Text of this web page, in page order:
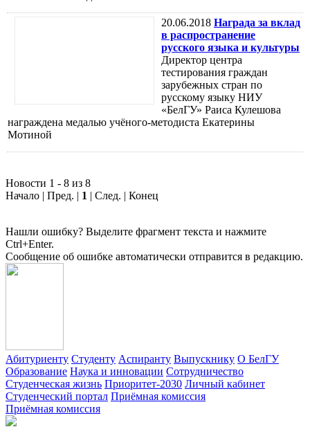
20.06.2018 Награда за вклад
в распространение
русского языка и культуры
Директор центра
тестирования граждан
зарубежных стран по
русскому языку НИУ
«БелГУ» Раиса Кулешова
награждена медалью учёного-методиста Екатерины
Мотиной
Новости 1 - 8 из 8
Начало | Пред. | 1 | След. | Конец
Нашли ошибку? Выделите фрагмент текста и нажмите
Ctrl+Enter.
Сообщение об ошибке автоматически отправится в редакцию.
Абитуриенту Студенту Аспиранту Выпускнику О БелГУ
Образование Наука и инновации Сотрудничество
Студенческая жизнь Приоритет-2030 Личный кабинет
Студенческий портал Приёмная комиссия
Приёмная комиссия